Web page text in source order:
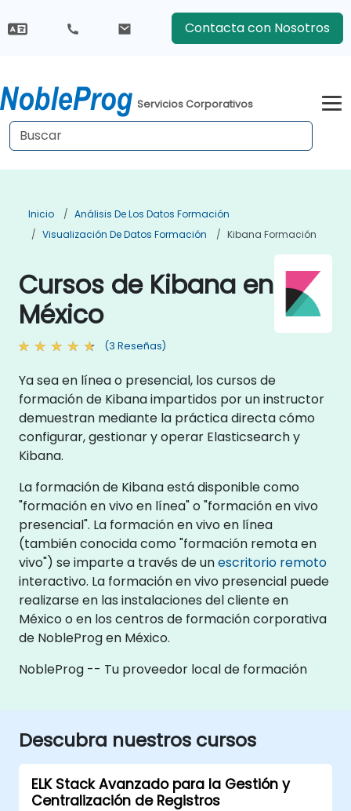
Contacta con Nosotros
Servicios Corporativos
Inicio
Análisis De Los Datos Formación
Visualización De Datos Formación
Kibana Formación
Cursos de Kibana en
México
(3 Reseñas)
Ya sea en línea o presencial, los cursos de
formación de Kibana impartidos por un instructor
demuestran mediante la práctica directa cómo
configurar, gestionar y operar Elasticsearch y
Kibana.
La formación de Kibana está disponible como
"formación en vivo en línea" o "formación en vivo
presencial". La formación en vivo en línea
(también conocida como "formación remota en
vivo") se imparte a través de unescritorio remoto
interactivo. La formación en vivo presencial puede
realizarse en las instalaciones del cliente en
México o en los centros de formación corporativa
de NobleProg en México.
NobleProg -- Tu proveedor local de formación
Descubra nuestros cursos
ELK Stack Avanzado para la Gestión y
Centralización de Registros